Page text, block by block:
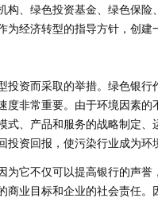
构、绿色投资基金、绿色保
为经济转型的指导方针，创
投资而采取的举措。绿色银
度非常重要。由于环境因素
式、产品和服务的战略制定
投资回报，使污染行业成为环
为它不仅可以提高银行的声
商业目标和企业的社会责任